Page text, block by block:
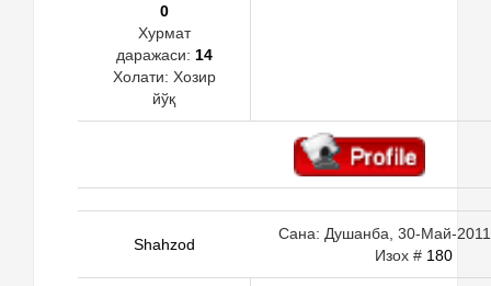
0
Хурмат
даражаси: 14
Холати: Хозир
йўқ
Shahzod
Сана: Душанба, 30-Май-
Изох # 180